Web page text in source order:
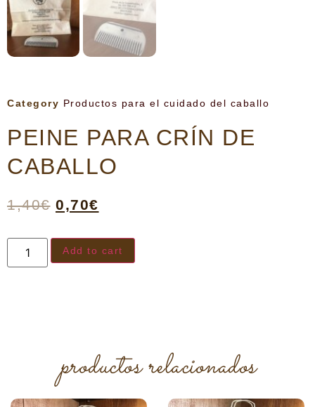
Category Productos para el cuidado del caballo
PEINE PARA CRÍN DE
CABALLO
1,40€ 0,70€
Add to cart
productos relacionados